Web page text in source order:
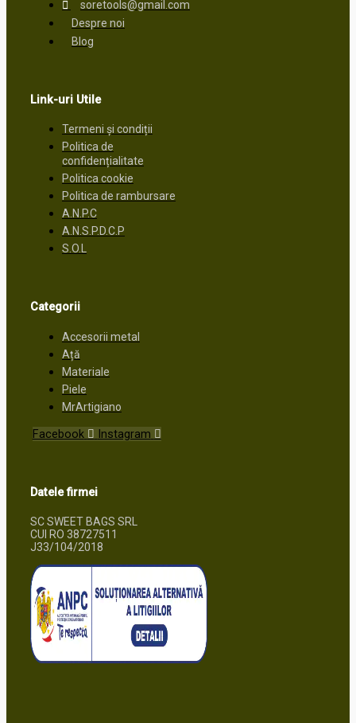
soretools@gmail.com
Despre noi
Blog
Link-uri Utile
Termeni și condiții
Politica de
confidențialitate
Politica cookie
Politica de rambursare
A.N.P.C
A.N.S.P.D.C.P
S.O.L
Categorii
Accesorii metal
Ață
Materiale
Piele
MrArtigiano
Facebook Instagram
Datele firmei
SC SWEET BAGS SRL
CUI RO 38727511
J33/104/2018